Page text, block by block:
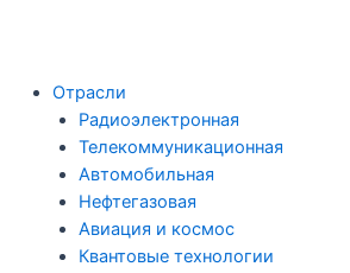
Отрасли
Радиоэлектронная
Телекоммуникационная
Автомобильная
Нефтегазовая
Авиация и космос
Квантовые технологии